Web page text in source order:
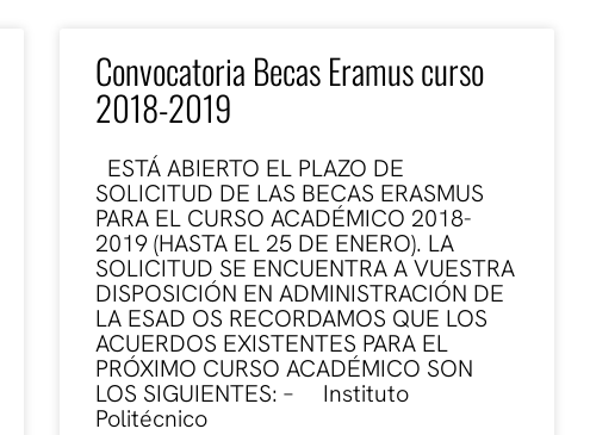
Convocatoria Becas Eramus curso
2018-2019
ESTÁ ABIERTO EL PLAZO DE
SOLICITUD DE LAS BECAS ERASMUS
PARA EL CURSO ACADÉMICO 2018-
2019 (HASTA EL 25 DE ENERO). LA
SOLICITUD SE ENCUENTRA A VUESTRA
DISPOSICIÓN EN ADMINISTRACIÓN DE
LA ESAD OS RECORDAMOS QUE LOS
ACUERDOS EXISTENTES PARA EL
PRÓXIMO CURSO ACADÉMICO SON
LOS SIGUIENTES: – Instituto
Politécnico